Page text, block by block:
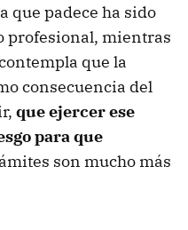
que padece ha sido
profesional, mientras
que la
consecuencia del
que ejercer ese
para que
son mucho más